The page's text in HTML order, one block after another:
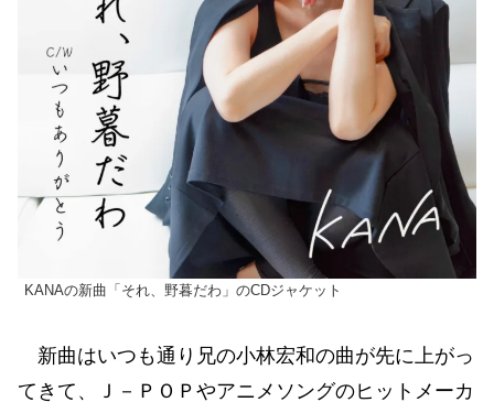
KANAの新曲「それ、野暮だわ」のCDジャケット
新曲はいつも通り兄の小林宏和の曲が先に上がっ
てきて、Ｊ－ＰＯＰやアニメソングのヒットメーカ